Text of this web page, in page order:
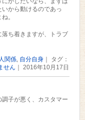
から動けるのであっ
。
ち着きますが、トラブ
関係, 自分自身｜ タグ：
せん ｜ 2016年10月17日
子が悪く、カスタマー